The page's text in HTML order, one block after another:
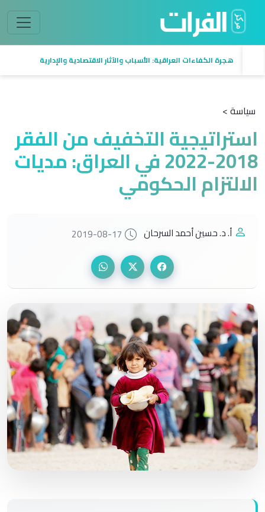
هجرة الكفاءات العراقية: الأسباب والآثار الاقتصادية والإدارية
سياسة >
استراتيجية التخفيف من الفقر
2018-2022 في العراق: مديات
الالتزام الحكومي
أ. د. حسين أحمد السرحان 2019-08-17